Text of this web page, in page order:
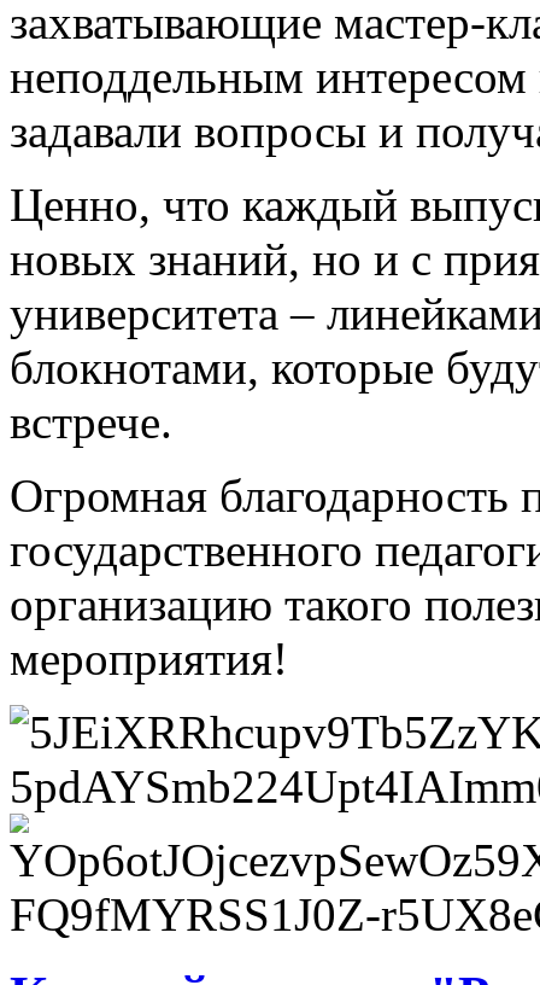
захватывающие мастер-
неподдельным
задавали вопросы и
Ценно, что каждый
новых знаний, но и с
университета –
блокнотами, которые
встрече.
Огромная благодарность
государственного
организацию такого
мероприятия!